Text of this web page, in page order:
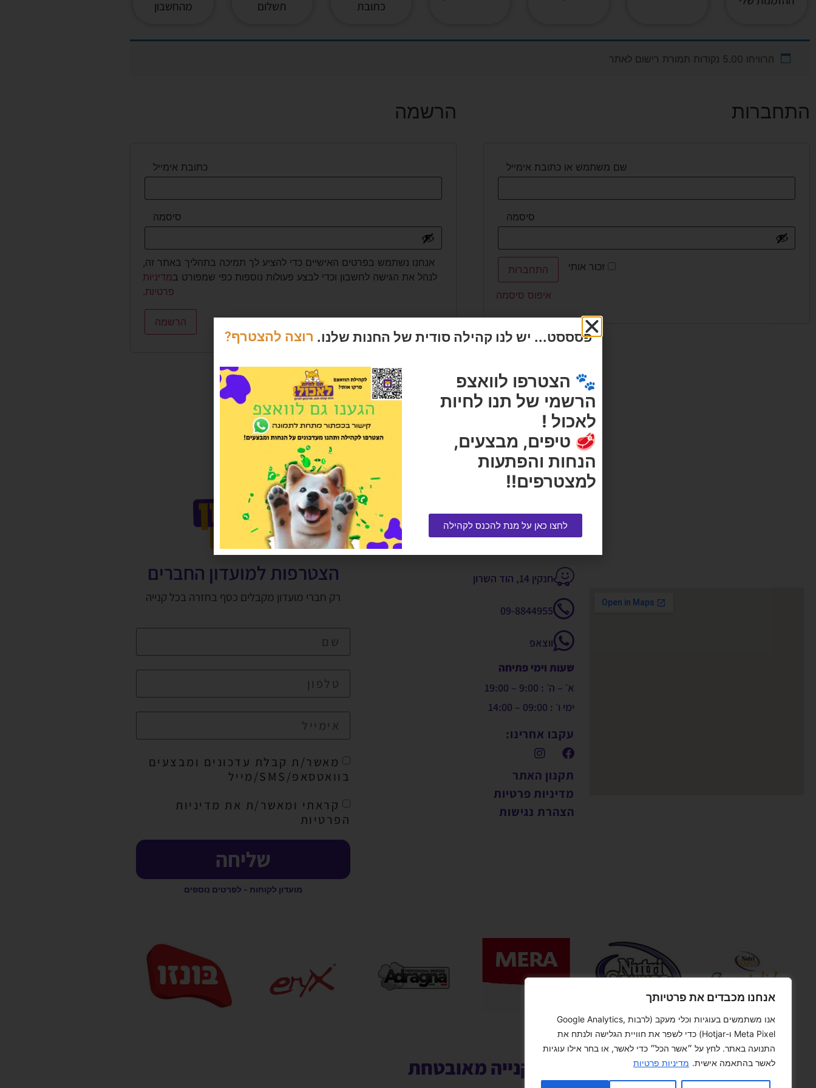
אנחנו מכבדים את פרטיותך
אנו משתמשים בעוגיות וכלי מעקב (לרבות Google Analytics,
Meta Pixel ו-Hotjar) כדי לשפר את חוויית הגלישה ולנתח את
התנועה באתר. לחץ על ״אשר הכל״ כדי לאשר, או בחר אילו עוגיות
לאשר בהתאמה אישית. מדיניות פרטיות
כתובת
תשלום
מהחשבון
הרוויחו 5.00 נקודות תמורת רישום לאתר
התחברות
שם משתמש או כתובת אימייל
סיסמה
זכור אותי התחברות
איפוס סיסמה
הרשמה
כתובת אימייל
סיסמה
אנחנו נשתמש בפרטים האישיים כדי להציע לך תמיכה בתהליך באתר זה,
לנהל את הגישה לחשבון וכדי לבצע פעולות נוספות כפי שמפורט במדיניות
פרטיות.
הרשמה
חנקין 14, הוד השרון
09-8844955
ווצאפ
שעות וימי פתיחה
א׳ – ה׳ : 9:00 – 19:00
ימי ו׳ : 09:00 – 14:00
עקבו אחרינו:
תקנון האתר
מדיניות פרטיות
הצהרת נגישות
הצטרפות למועדון החברים
רק חברי מועדון מקבלים כסף בחזרה בכל קנייה
מאשר/ת קבלת עדכונים ומבצעים
בוואטסאפ/SMS/מייל
קראתי ומאשר/ת את מדיניות
הפרטיות
שליחה
מועדון לקוחות - לפרטים נוספים
קנייה מאובטחת
פסססט... יש לנו קהילה סודית של החנות שלנו. רוצה להצטרף?
🐾 הצטרפו לוואצפ
הרשמי של תנו לחיות
לאכול !
🥩 טיפים, מבצעים,
הנחות והפתעות
למצטרפים!!
לחצו כאן על מנת להכנס לקהילה